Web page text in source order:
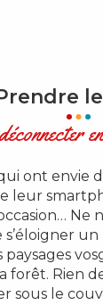
DE
ont envie
leur
Ne
s’éloigner
forêt. Rien
sous le